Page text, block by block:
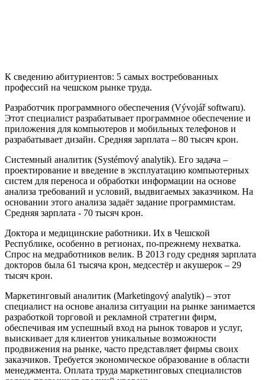
К сведению абитуриентов: 5 самых востребованных
профессий на чешском рынке труда.
Разработчик программного обеспечения (Vývojář softwaru).
Этот специалист разрабатывает программное обеспечение и
приложения для компьютеров и мобильных телефонов и
разрабатывает дизайн. Средняя зарплата – 80 тысяч крон.
Системный аналитик (Systémový analytik). Его задача –
проектирование и введение в эксплуатацию компьютерных
систем для переноса и обработки информации на основе
анализа требований и условий, выдвигаемых заказчиком. На
основании этого анализа задаёт задание программистам.
Средняя зарплата - 70 тысяч крон.
Доктора и медицинские работники. Их в Чешской
Республике, особенно в регионах, по-прежнему нехватка.
Спрос на медработников велик. В 2013 году средняя зарплата
докторов была 61 тысяча крон, медсестёр и акушерок – 29
тысяч крон.
Маркетинговый аналитик (Marketingový analytik) – этот
специалист на основе анализа ситуации на рынке занимается
разработкой торговой и рекламной стратегии фирм,
обеспечивая им успешный вход на рынок товаров и услуг,
выискивает для клиентов уникальные возможности
продвижения на рынке, часто представляет фирмы своих
заказчиков. Требуется экономическое образование в области
менеджмента. Оплата труда маркетинговых специалистов